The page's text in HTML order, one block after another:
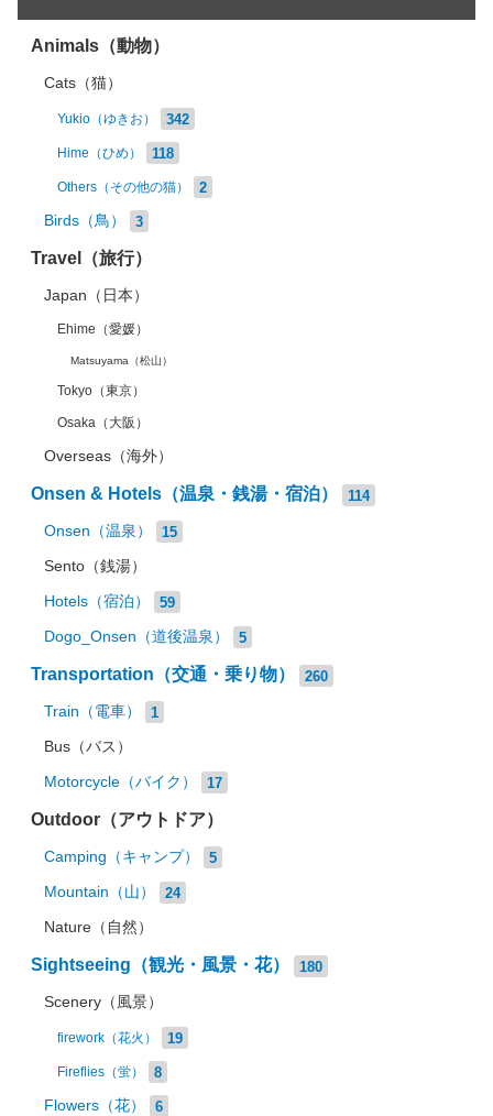
Animals（動物）
Cats（猫）
Yukio（ゆきお） 342
Hime（ひめ） 118
Others（その他の猫） 2
Birds（鳥） 3
Travel（旅行）
Japan（日本）
Ehime（愛媛）
Matsuyama（松山）
Tokyo（東京）
Osaka（大阪）
Overseas（海外）
Onsen & Hotels（温泉・銭湯・宿泊） 114
Onsen（温泉） 15
Sento（銭湯）
Hotels（宿泊） 59
Dogo_Onsen（道後温泉） 5
Transportation（交通・乗り物） 260
Train（電車） 1
Bus（バス）
Motorcycle（バイク） 17
Outdoor（アウトドア）
Camping（キャンプ） 5
Mountain（山） 24
Nature（自然）
Sightseeing（観光・風景・花） 180
Scenery（風景）
firework（花火） 19
Fireflies（蛍） 8
Flowers（花） 6